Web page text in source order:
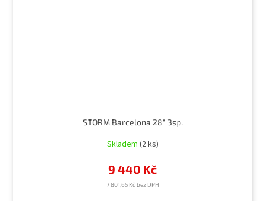
STORM Barcelona 28" 3sp.
Skladem (2 ks)
7 801,65 Kč bez DPH
9 440 Kč